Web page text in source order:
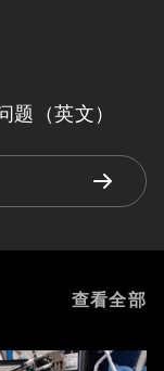
（英文）
查看全部